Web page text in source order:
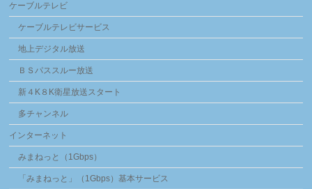
ケーブルテレビ
ケーブルテレビサービス
地上デジタル放送
ＢＳパススルー放送
新４K８K衛星放送スタート
多チャンネル
インターネット
みまねっと（1Gbps）
「みまねっと」（1Gbps）基本サービス